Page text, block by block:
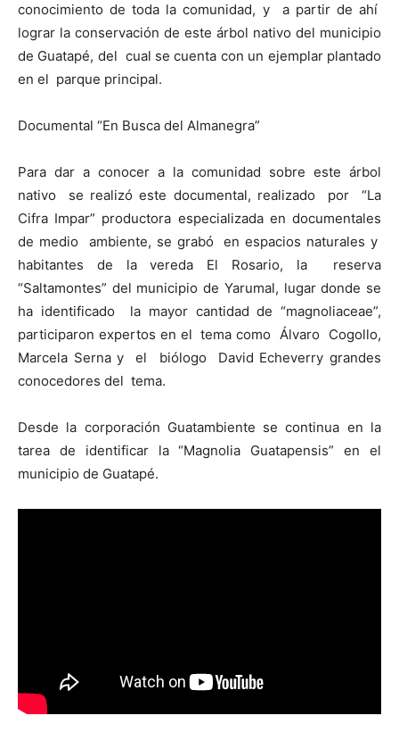
conocimiento de toda la comunidad, y a partir de ahí
lograr la conservación de este árbol nativo del municipio
de Guatapé, del cual se cuenta con un ejemplar plantado
en el parque principal.
Documental “En Busca del Almanegra”
Para dar a conocer a la comunidad sobre este árbol
nativo se realizó este documental, realizado por “La
Cifra Impar” productora especializada en documentales
de medio ambiente, se grabó en espacios naturales y
habitantes de la vereda El Rosario, la reserva
“Saltamontes” del municipio de Yarumal, lugar donde se
ha identificado la mayor cantidad de “magnoliaceae”,
participaron expertos en el tema como Álvaro Cogollo,
Marcela Serna y el biólogo David Echeverry grandes
conocedores del tema.
Desde la corporación Guatambiente se continua en la
tarea de identificar la “Magnolia Guatapensis” en el
municipio de Guatapé.